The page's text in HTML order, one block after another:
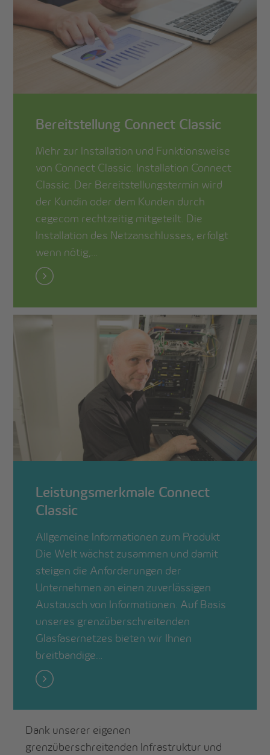
Bereitstellung Connect Classic
Mehr zur Installation und Funktionsweise
von Connect Classic. Installation Connect
Classic. Der Bereitstellungstermin wird
der Kundin oder dem Kunden durch
cegecom rechtzeitig mitgeteilt. Die
Installation des Netzanschlusses, erfolgt
wenn nötig,…
Leistungsmerkmale Connect
Classic
Allgemeine Informationen zum Produkt
Die Welt wächst zusammen und damit
steigen die Anforderungen der
Unternehmen an einen zuverlässigen
Austausch von Informationen. Auf Basis
unseres grenzüberschreitenden
Glasfasernetzes bieten wir Ihnen
breitbandige…
Dank unserer eigenen
grenzüberschreitenden Infrastruktur und